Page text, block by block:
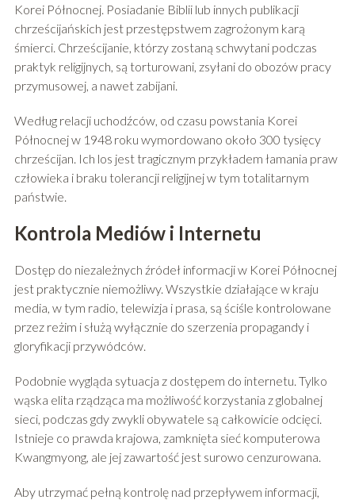
Korei Północnej. Posiadanie Biblii lub innych publikacji
chrześcijańskich jest przestępstwem zagrożonym karą
śmierci. Chrześcijanie, którzy zostaną schwytani podczas
praktyk religijnych, są torturowani, zsyłani do obozów pracy
przymusowej, a nawet zabijani.
Według relacji uchodźców, od czasu powstania Korei
Północnej w 1948 roku wymordowano około 300 tysięcy
chrześcijan. Ich los jest tragicznym przykładem łamania praw
człowieka i braku tolerancji religijnej w tym totalitarnym
państwie.
Kontrola Mediów i Internetu
Dostęp do niezależnych źródeł informacji w Korei Północnej
jest praktycznie niemożliwy. Wszystkie działające w kraju
media, w tym radio, telewizja i prasa, są ściśle kontrolowane
przez reżim i służą wyłącznie do szerzenia propagandy i
gloryfikacji przywódców.
Podobnie wygląda sytuacja z dostępem do internetu. Tylko
wąska elita rządząca ma możliwość korzystania z globalnej
sieci, podczas gdy zwykli obywatele są całkowicie odcięci.
Istnieje co prawda krajowa, zamknięta sieć komputerowa
Kwangmyong, ale jej zawartość jest surowo cenzurowana.
Aby utrzymać pełną kontrolę nad przepływem informacji,